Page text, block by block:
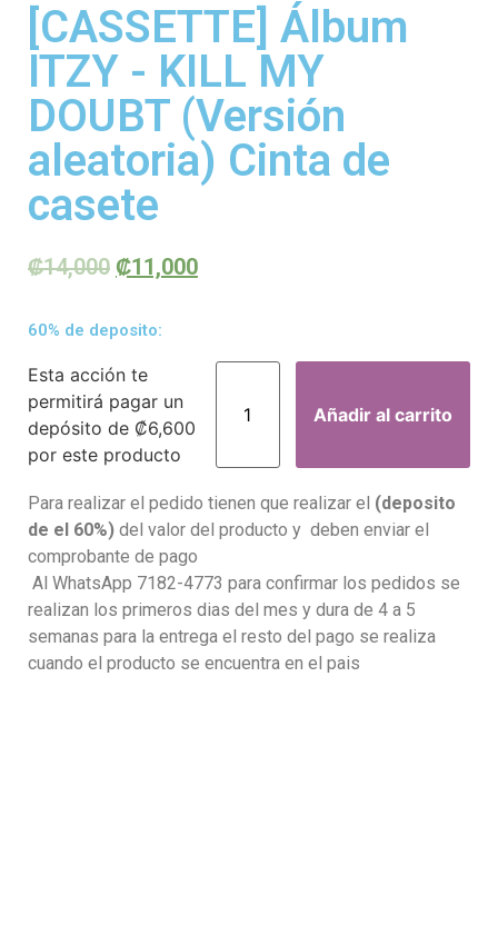
[CASSETTE] Álbum
ITZY - KILL MY
DOUBT (Versión
aleatoria) Cinta de
casete
₡14,000 ₡11,000
60% de deposito:
Esta acción te
permitirá pagar un
depósito de ₡6,600
por este producto
Añadir al carrito
Para realizar el pedido tienen que realizar el (deposito
de el 60%) del valor del producto y deben enviar el
comprobante de pago
Al WhatsApp 7182-4773 para confirmar los pedidos se
realizan los primeros dias del mes y dura de 4 a 5
semanas para la entrega el resto del pago se realiza
cuando el producto se encuentra en el pais